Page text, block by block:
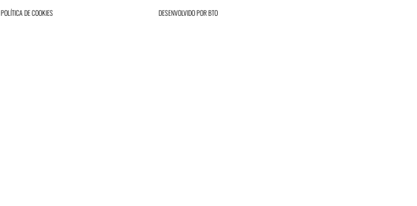
POLÍTICA DE COOKIES DESENVOLVIDO PORBTO